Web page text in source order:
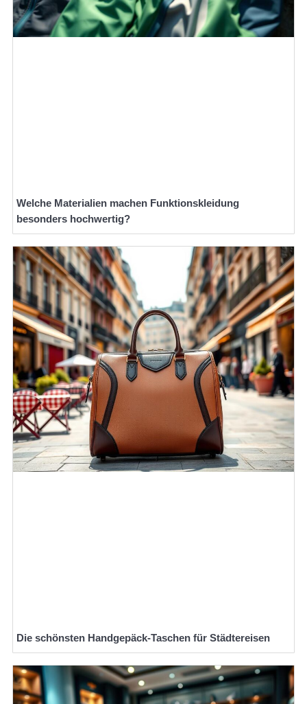
Welche Materialien machen Funktionskleidung
besonders hochwertig?
Die schönsten Handgepäck-Taschen für Städtereisen